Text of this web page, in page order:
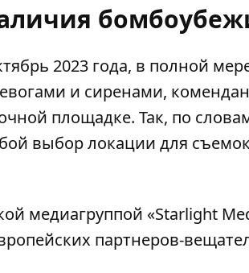
2023 года, в полной
и сиренами,
площадке. Так, по
выбор локации для
медиагруппой «Starlight
партнеров-